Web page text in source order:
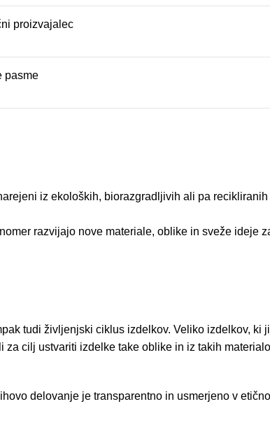
proizvajalec
pasme
iz ekoloških, biorazgradljivih ali pa recikliranih
razvijajo nove materiale, oblike in sveže ideje
tudi življenjski ciklus izdelkov. Veliko izdelkov, ki
cilj ustvariti izdelke take oblike in iz takih
delovanje je transparentno in usmerjeno v